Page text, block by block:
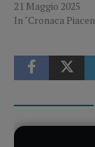
21 Maggio 2025
In "Cronaca